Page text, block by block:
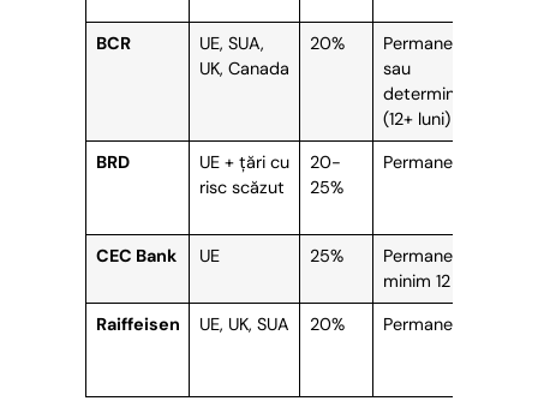
BCR
UE, SUA,
UK, Canada
20%
Permanent
sau
determinat
(12+ luni)
BRD
UE + țări cu
risc scăzut
20-
25%
Permanent
CEC Bank
UE 25%
Permanent,
minim 12 luni
Raiffeisen UE, UK, SUA 20% Permanent